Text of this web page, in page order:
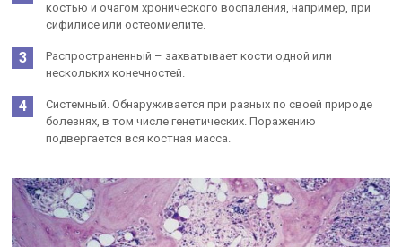
костью и очагом хронического воспаления, например, при
сифилисе или остеомиелите.
Распространенный – захватывает кости одной или
нескольких конечностей.
Системный. Обнаруживается при разных по своей природе
болезнях, в том числе генетических. Поражению
подвергается вся костная масса.